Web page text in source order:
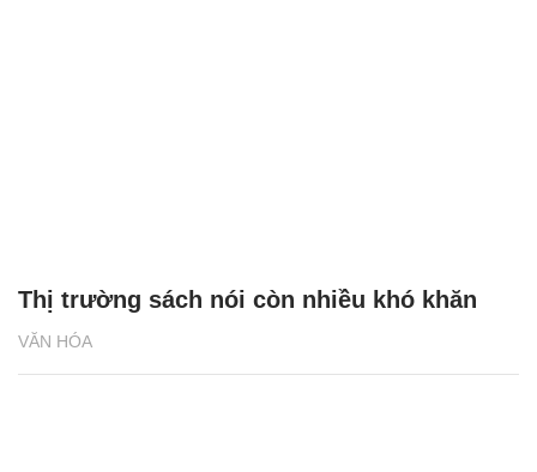
VĂN HÓA
Thị trường sách nói còn nhiều khó khăn